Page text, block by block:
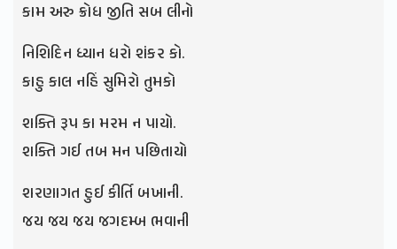
કામ અરુ ક્રોધ જીતિ સબ લીનો
નિશિદિન ધ્યાન ધરો શંકર કો.
કાહુ કાલ નહિં સુમિરો તુમકો
શક્તિ રૂપ કા મરમ ન પાયો.
શક્તિ ગઈ તબ મન પછિતાયો
શરણાગત હુઈ કીર્તિ બખાની.
જય જય જય જગદમ્બ ભવાની